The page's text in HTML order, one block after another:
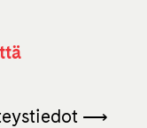
⟶